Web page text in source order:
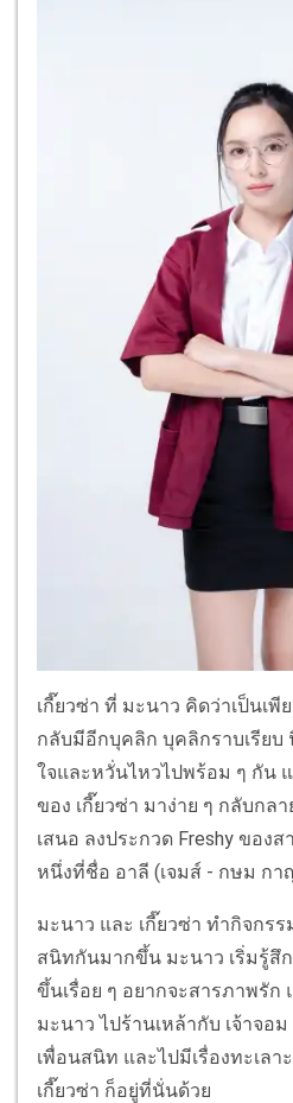
เกี๊ยวซ่า ที่ มะนาว คิดว่าเป็นเพี
กลับมีอีกบุคลิก บุคลิกราบเรียบ
ใจและหวั่นไหวไปพร้อม ๆ กัน
ของ เกี๊ยวซ่า มาง่าย ๆ กลับกล
เสนอ ลงประกวด Freshy ของ
หนึ่งที่ชื่อ อาลี (เจมส์ - กษม ก
มะนาว และ เกี๊ยวซ่า ทำกิจกร
สนิทกันมากขึ้น มะนาว เริ่มรู้สึ
ขึ้นเรื่อย ๆ อยากจะสารภาพรัก
มะนาว ไปร้านเหล้ากับ เจ้าจอ
เพื่อนสนิท และไปมีเรื่องทะเล
เกี๊ยวซ่า ก็อยู่ที่นั่นด้วย